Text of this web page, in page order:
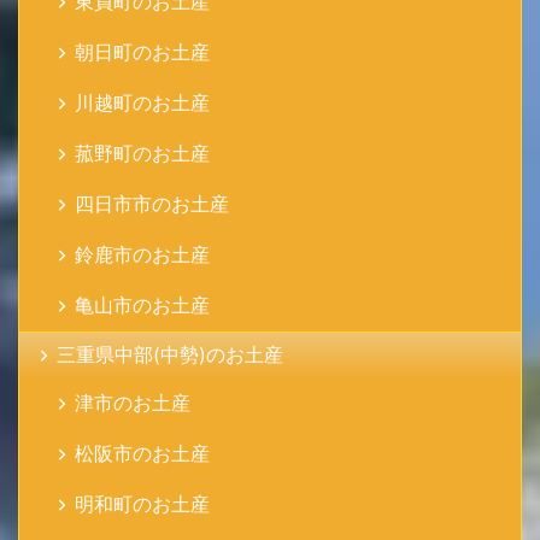
朝日町のお土産
川越町のお土産
菰野町のお土産
四日市市のお土産
鈴鹿市のお土産
亀山市のお土産
三重県中部(中勢)のお土産
津市のお土産
松阪市のお土産
明和町のお土産